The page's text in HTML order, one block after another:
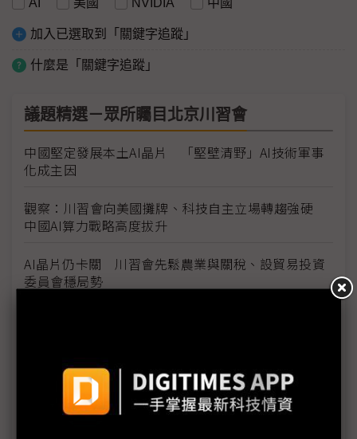
AI 美國 NVIDIA 中國
加入已選取到「關鍵字追蹤」
什麼是「關鍵字追蹤」
議題精選－眾所矚目北京川習會
中國堅定發展本土AI晶片 「堅壁清野」AI技術軍事
化成主因
觀察：川習會向美國攤牌、科技自主立場轉趨強硬
中國AI算力戰略高度拔升
AI晶片仍卡關 川習會先鬆農業與關稅、設貿易投資
委員會穩局勢
川習會經貿議題上桌 InP基板、CVD關鍵材料出口管